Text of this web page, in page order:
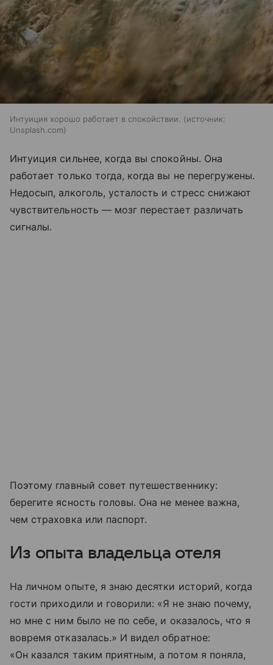
Интуиция хорошо работает в спокойствии.
источник:
Unsplash.com
Интуиция сильнее, когда вы спокойны. Она
работает только тогда, когда вы не перегружены.
Недосып, алкоголь, усталость и стресс снижают
чувствительность — мозг перестает различать
сигналы.
Поэтому главный совет путешественнику:
берегите ясность головы. Она не менее важна,
чем страховка или паспорт.
Из опыта владельца отеля
На личном опыте, я знаю десятки историй, когда
гости приходили и говорили: «Я не знаю почему,
но мне с ним было не по себе, и оказалось, что я
вовремя отказалась.» И видел обратное:
«Он казался таким приятным, а потом я поняла,